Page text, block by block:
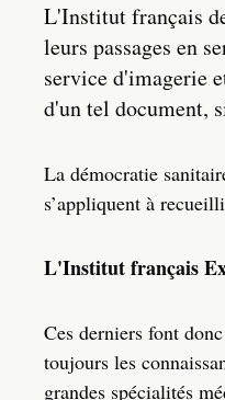
L'Institut français
leurs passages en
service d'imagerie
d'un tel document,
La démocratie
s’appliquent à
L'Institut français
Ces derniers font
toujours les
grandes spécialités